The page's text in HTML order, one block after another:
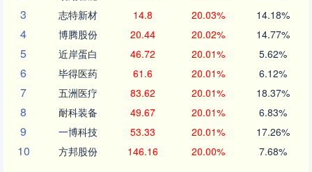
3 志特新材 14.8 20.03% 14.18%
4 博腾股份 20.44 20.02% 14.77%
5 近岸蛋白 46.72 20.01% 5.62%
6 毕得医药 61.6 20.01% 6.12%
7 五洲医疗 83.62 20.01% 18.37%
8 耐科装备 49.67 20.01% 6.83%
9 一博科技 53.33 20.01% 17.26%
10 方邦股份 146.16 20.00% 7.68%